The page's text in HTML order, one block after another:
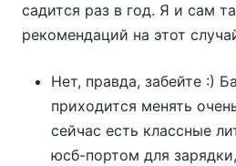
садится раз в год. Я и сам
рекомендаций на этот
Нет, правда, забейте :)
приходится менять
сейчас есть классные
юсб-портом для